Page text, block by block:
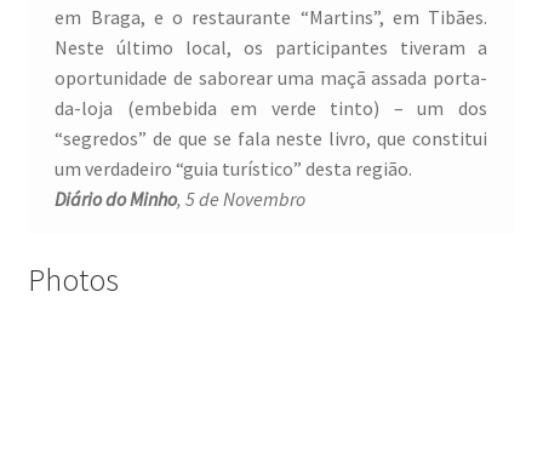
em Braga, e o restaurante “Martins”, em Tibães.
Neste último local, os participantes tiveram a
oportunidade de saborear uma maçã assada porta-
da-loja (embebida em verde tinto) – um dos
“segredos” de que se fala neste livro, que constitui
um verdadeiro “guia turístico” desta região.
Diário do Minho, 5 de Novembro
Photos